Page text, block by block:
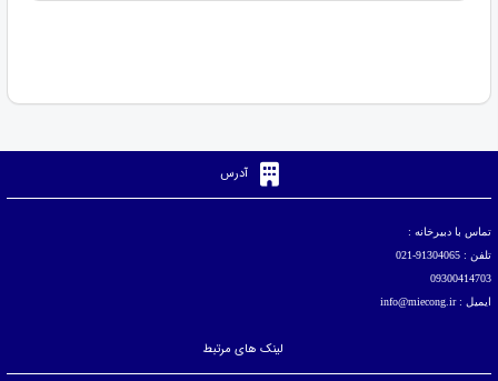
آدرس
تماس با دبیرخانه :
تلفن : 91304065-021
09300414703
ایمیل : info@miecong.ir
لینک های مرتبط